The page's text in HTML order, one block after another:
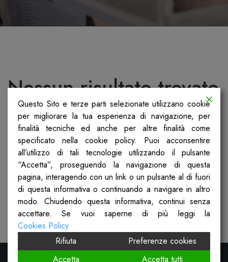
Nessun risultato trovato
Non siamo riusciti a trovare quello che stai
cercando. Forse la ricerca ti può aiutare.
Questo Sito e terze parti selezionate utilizzano cookie
per migliorare la tua esperienza di navigazione, per
finalità tecniche ed anche per altre finalità come
specificato nella cookie policy. Puoi acconsentire
all’utilizzo di tali tecnologie utilizzando il pulsante
“Accetta”, proseguendo la navigazione di questa
pagina, interagendo con un link o un pulsante al di fuori
di questa informativa o continuando a navigare in altro
modo. Chiudendo questa informativa, continui senza
accettare. Se vuoi saperne di più leggi la
Cookies Policy
Rifiuta
Preferenze cookies
Accetta
Accetta tutti